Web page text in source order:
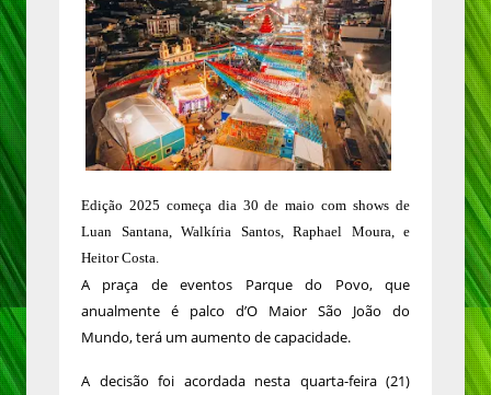
Edição 2025 começa dia 30 de maio com shows de
Luan Santana, Walkíria Santos, Raphael Moura, e
Heitor Costa.
A praça de eventos Parque do Povo, que
anualmente é palco d’O Maior São João do
Mundo, terá um aumento de capacidade.
A decisão foi acordada nesta quarta-feira (21)